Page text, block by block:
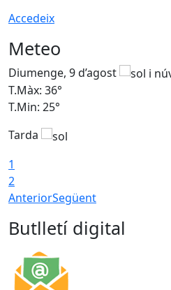
Accedeix
Meteo
Diumenge, 9 d’agost
T.Màx: 36°
T.Min: 25°
Tarda
1
2
AnteriorSegüent
Butlletí digital